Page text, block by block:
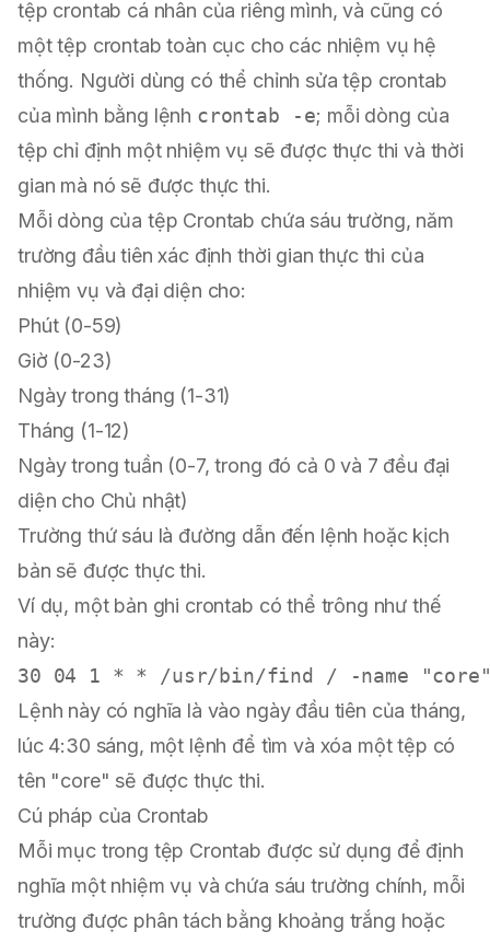
tệp crontab cá nhân của riêng mình, và cũng có
một tệp crontab toàn cục cho các nhiệm vụ hệ
thống. Người dùng có thể chỉnh sửa tệp crontab
của mình bằng lệnh crontab -e; mỗi dòng của
tệp chỉ định một nhiệm vụ sẽ được thực thi và thời
gian mà nó sẽ được thực thi.
Mỗi dòng của tệp Crontab chứa sáu trường, năm
trường đầu tiên xác định thời gian thực thi của
nhiệm vụ và đại diện cho:
Phút (0-59)
Giờ (0-23)
Ngày trong tháng (1-31)
Tháng (1-12)
Ngày trong tuần (0-7, trong đó cả 0 và 7 đều đại
diện cho Chủ nhật)
Trường thứ sáu là đường dẫn đến lệnh hoặc kịch
bản sẽ được thực thi.
Ví dụ, một bản ghi crontab có thể trông như thế
này:
Lệnh này có nghĩa là vào ngày đầu tiên của tháng,
lúc 4:30 sáng, một lệnh để tìm và xóa một tệp có
tên "core" sẽ được thực thi.
Cú pháp của Crontab
Mỗi mục trong tệp Crontab được sử dụng để định
nghĩa một nhiệm vụ và chứa sáu trường chính, mỗi
trường được phân tách bằng khoảng trắng hoặc